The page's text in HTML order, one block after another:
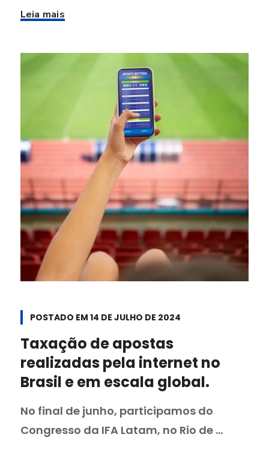
Leia mais
POSTADO EM 14 DE JULHO DE 2024
Taxação de apostas
realizadas pela internet no
Brasil e em escala global.
No final de junho, participamos do
Congresso da IFA Latam, no Rio de ...